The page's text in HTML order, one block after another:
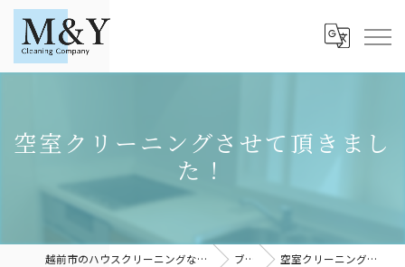
空室クリーニングさせて頂きまし
た！
越前市のハウスクリーニングならM＆YCleaningCompany ブログ 空室クリーニングさせて頂きました！